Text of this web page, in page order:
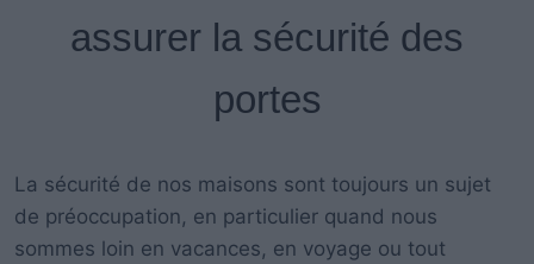
assurer la sécurité des
portes
La sécurité de nos maisons sont toujours un sujet
de préoccupation, en particulier quand nous
sommes loin en vacances, en voyage ou tout